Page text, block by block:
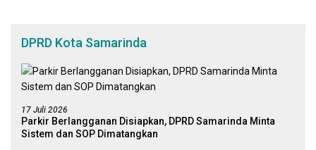
DPRD Kota Samarinda
17 Juli 2026
Parkir Berlangganan Disiapkan, DPRD Samarinda Minta
Sistem dan SOP Dimatangkan